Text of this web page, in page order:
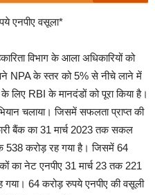
एनपीए वसूला*
विभाग के आला अधिकारियों को
NPA के स्तर को 5% से नीचे लाने में
RBI के मानदंडों को पूरा किया है।
चलाया। जिसमें सफलता प्राप्त की
बैंक का 31 मार्च 2023 तक सकल
538 करोड़ रह गया है। जिसमें 64
का नेट एनपीए 31 मार्च 23 तक 221
गया। 64 करोड़ रुपये एनपीए की वसूली